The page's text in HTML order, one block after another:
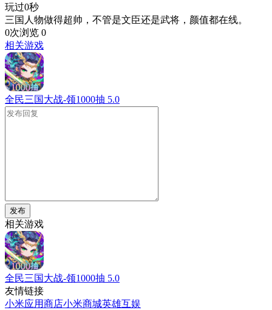
玩过0秒
三国人物做得超帅，不管是文臣还是武将，颜值都在线。
0次浏览 0
相关游戏
全民三国大战-领1000抽 5.0
发布
相关游戏
全民三国大战-领1000抽 5.0
友情链接
小米应用商店小米商城英雄互娱